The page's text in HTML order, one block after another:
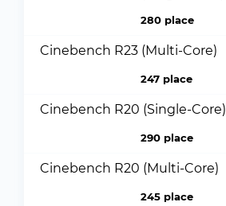
280 place
Cinebench R23 (Multi-Core)
247 place
Cinebench R20 (Single-Core)
290 place
Cinebench R20 (Multi-Core)
245 place